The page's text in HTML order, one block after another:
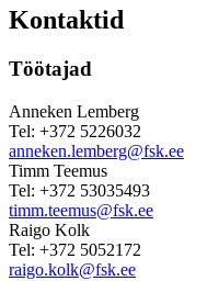
Kontaktid
Töötajad
Anneken Lemberg
Tel: +372 5226032
anneken.lemberg@fsk.ee
Timm Teemus
Tel: +372 53035493
timm.teemus@fsk.ee
Raigo Kolk
Tel: +372 5052172
raigo.kolk@fsk.ee